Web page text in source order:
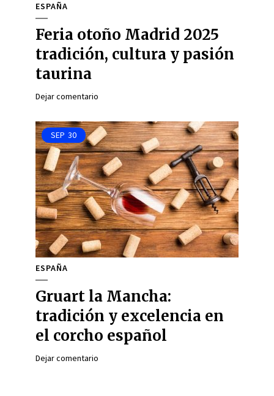
ESPAÑA
Feria otoño Madrid 2025
tradición, cultura y pasión
taurina
Dejar comentario
SEP 30
ESPAÑA
Gruart la Mancha:
tradición y excelencia en
el corcho español
Dejar comentario